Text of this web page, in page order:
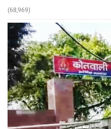
(68,969)